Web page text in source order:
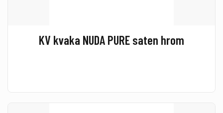
KV kvaka NUDA PURE saten hrom